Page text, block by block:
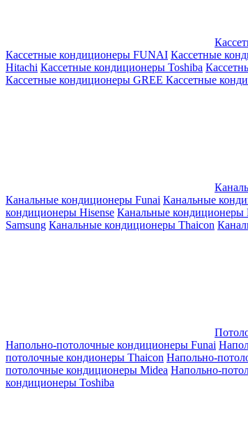
Кассетные кондиционеры FUNAI Кассетные
Hitachi Кассетные кондиционеры Toshiba
Кассетные кондиционеры GREE Кассетные
Канальные кондиционеры Funai Канальные
кондиционеры Hisense Канальные кондиционеры
Samsung Канальные кондиционеры Thaicon
Напольно-потолочные кондиционеры Funai
потолочные кондионеры Thaicon Напольно-
потолочные кондиционеры Midea Напольно-
кондиционеры Toshiba